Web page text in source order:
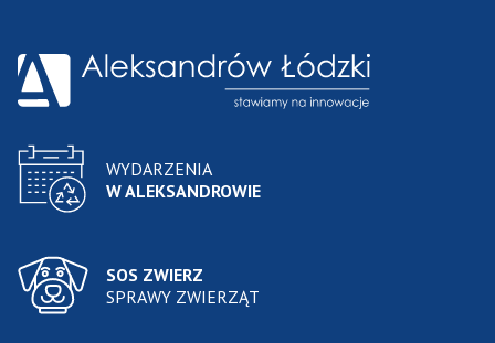
WYDARZENIA
W ALEKSANDROWIE
SOS ZWIERZ
SPRAWY ZWIERZĄT